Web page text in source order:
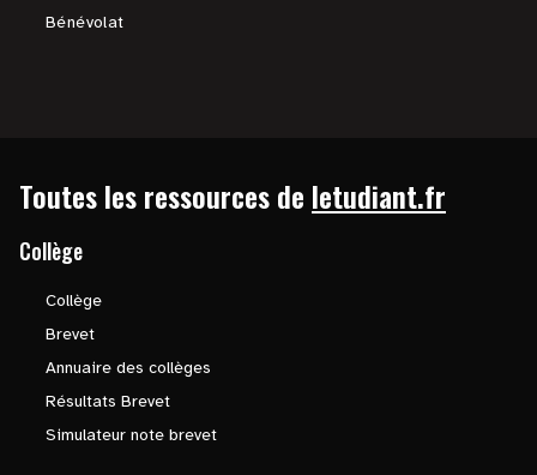
Bénévolat
Toutes les ressources de letudiant.fr
Collège
Collège
Brevet
Annuaire des collèges
Résultats Brevet
Simulateur note brevet